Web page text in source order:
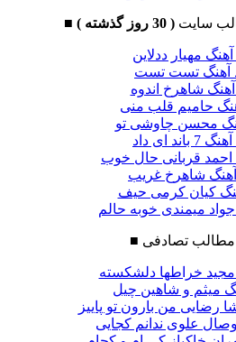
■ سایت( 30 روز گذشته )
آهنگ مهیار ددلاین
آهنگ تست تست
آهنگ شاهرخ اندوه
حامیم قلب منی
محسن چاوشی تو
باند ای داد
احمد قربانی حال خوب
آهنگ شاهرخ غریب
کیان کرمی حیف
جواد میمندی خوبه حالم
■ مطالب تصادفی
مجید خراطها دلشکسته
میثم و شاهین چیل
رضایی من بارون تو پاییز
وصال علوی ندانم کجایی